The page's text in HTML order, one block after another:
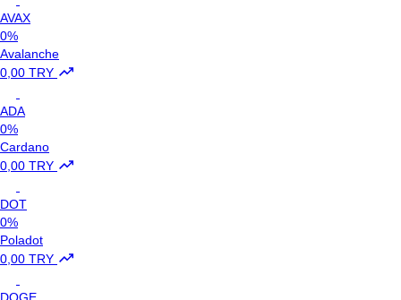
AVAX
0%
Avalanche
0,00 TRY
ADA
0%
Cardano
0,00 TRY
DOT
0%
Poladot
0,00 TRY